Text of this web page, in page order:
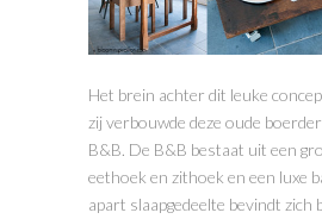
Het brein achter dit leuke
zij verbouwde deze oude
B&B. De B&B bestaat uit een
eethoek en zithoek en een luxe
apart slaapgedeelte bevindt zich